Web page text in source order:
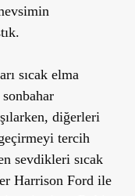
sıcak elma
diğerleri
tercih
sevdikleri sıcak
Harrison Ford ile